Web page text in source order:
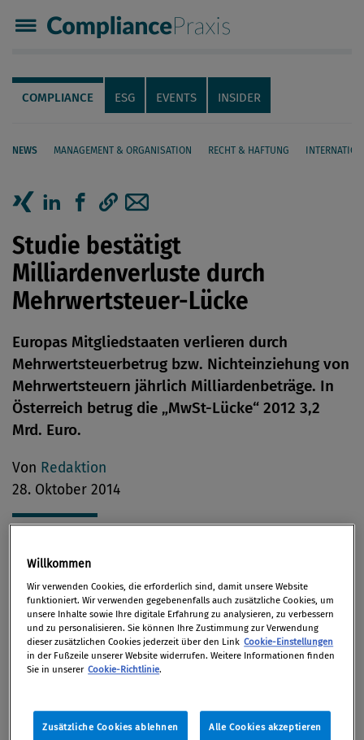
Compliance Praxis
Servicenavigation
Navigation
COMPLIANCE ESG EVENTS INSIDER
NEWS MANAGEMENT & ORGANISATION RECHT & HAFTUNG
Seiteninhalt
Artikel auf Xing teilen
Artikel auf linkedIn teilen
Artikel auf Facebook teilen
Artikellink kopieren
Artikel per Mail teilen
Studie bestätigt
Milliardenverluste durch
Mehrwertsteuer-Lücke
Europas Mitgliedstaaten verlieren durch
Mehrwertsteuerbetrug bzw. Nichteinziehung von
Mehrwertsteuern jährlich Milliardenbeträge. In
Österreich betrug die „MwSt-Lücke“ 2012 3,2
Mrd. Euro.
Von Redaktion
28. Oktober 2014
Laut einer Studie der EU-Kommission über die
sogenannte MwSt-Lücke belaufen sich die auf die
Nichteinhaltung von Vorschriften oder die
Nichteinziehung zurückzuführenden
Mindereinnahmen bei der Mehrwertsteuer 2012 auf
schätzungsweise 177 Mrd. Euro. Das entspricht 16
erwarteten MwSt-Einnahmen.
Willkommen
Wir verwenden Cookies, die erforderlich sind, damit unsere Website
funktioniert. Wir verwenden gegebenenfalls auch zusätzliche Cookies, um
unsere Inhalte sowie Ihre digitale Erfahrung zu analysieren, zu verbessern
und zu personalisieren. Sie können Ihre Zustimmung zur Verwendung
dieser zusätzlichen Cookies jederzeit über den Link Cookie-Einstellungen
in der Fußzeile unserer Website widerrufen. Weitere Informationen finden
Sie in unserer Cookie-Richtlinie.
Zusätzliche Cookies ablehnen Alle Cookies akzeptieren